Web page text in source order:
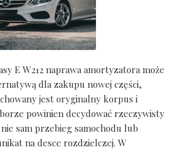
E W212 naprawa amortyzatora może
dla zakupu nowej części,
jest oryginalny korpus i
powinien decydować rzeczywisty
sam przebieg samochodu lub
na desce rozdzielczej. W